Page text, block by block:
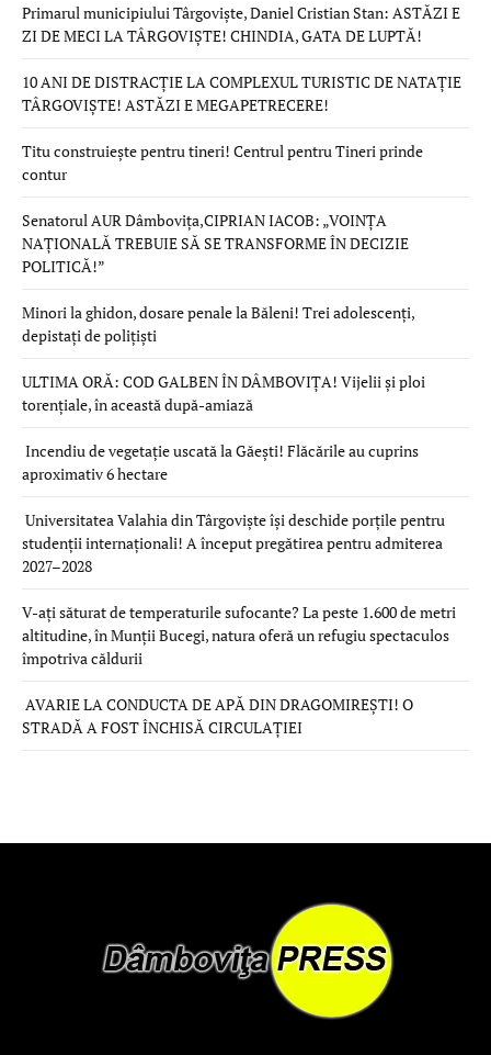
Primarul municipiului Târgoviște, Daniel Cristian Stan: ASTĂZI E
ZI DE MECI LA TÂRGOVIȘTE! CHINDIA, GATA DE LUPTĂ!
10 ANI DE DISTRACȚIE LA COMPLEXUL TURISTIC DE NATAȚIE
TÂRGOVIȘTE! ASTĂZI E MEGAPETRECERE!
Titu construiește pentru tineri! Centrul pentru Tineri prinde
contur
Senatorul AUR Dâmbovița,CIPRIAN IACOB: „VOINȚA
NAȚIONALĂ TREBUIE SĂ SE TRANSFORME ÎN DECIZIE
POLITICĂ!”
Minori la ghidon, dosare penale la Băleni! Trei adolescenți,
depistați de polițiști
ULTIMA ORĂ: COD GALBEN ÎN DÂMBOVIȚA! Vijelii și ploi
torențiale, în această după-amiază
Incendiu de vegetație uscată la Găești! Flăcările au cuprins
aproximativ 6 hectare
Universitatea Valahia din Târgoviște își deschide porțile pentru
studenții internaționali! A început pregătirea pentru admiterea
2027–2028
V-ați săturat de temperaturile sufocante? La peste 1.600 de metri
altitudine, în Munții Bucegi, natura oferă un refugiu spectaculos
împotriva căldurii
AVARIE LA CONDUCTA DE APĂ DIN DRAGOMIREȘTI! O
STRADĂ A FOST ÎNCHISĂ CIRCULAȚIEI